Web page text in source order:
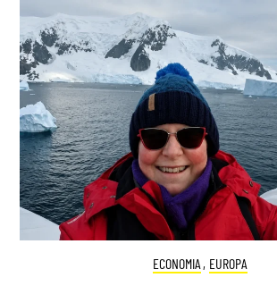
ECONOMIA , EUROPA